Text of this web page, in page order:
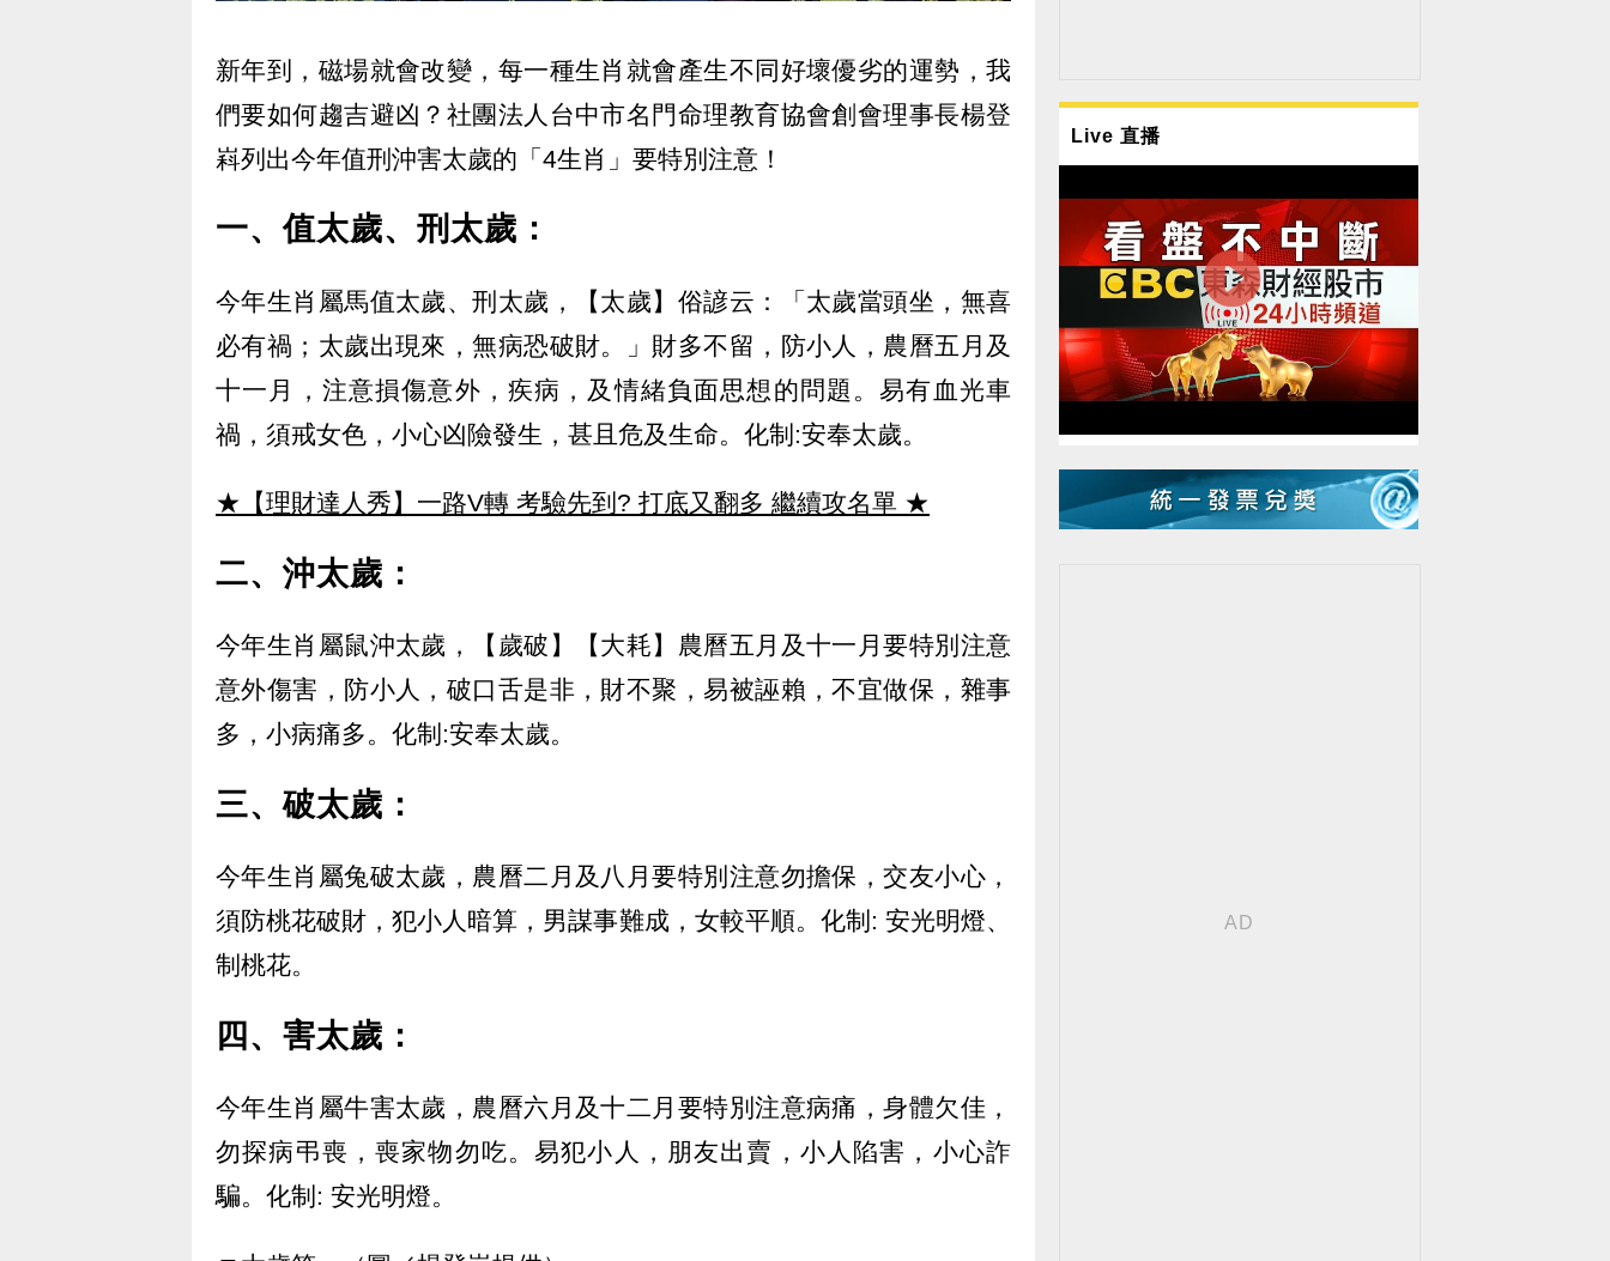
新年到，磁場就會改變，每一種生肖就會產生不同好壞優劣的運勢，我
們要如何趨吉避凶？社團法人台中市名門命理教育協會創會理事長楊登
嵙列出今年值刑沖害太歲的「4生肖」要特別注意！
一、值太歲、刑太歲：
今年生肖屬馬值太歲、刑太歲，【太歲】俗諺云：「太歲當頭坐，無喜
必有禍；太歲出現來，無病恐破財。」財多不留，防小人，農曆五月及
十一月，注意損傷意外，疾病，及情緒負面思想的問題。易有血光車
禍，須戒女色，小心凶險發生，甚且危及生命。化制:安奉太歲。
★【理財達人秀】一路V轉 考驗先到? 打底又翻多 繼續攻名單 ★
二、沖太歲：
今年生肖屬鼠沖太歲，【歲破】【大耗】農曆五月及十一月要特別注意
意外傷害，防小人，破口舌是非，財不聚，易被誣賴，不宜做保，雜事
多，小病痛多。化制:安奉太歲。
三、破太歲：
今年生肖屬兔破太歲，農曆二月及八月要特別注意勿擔保，交友小心，
須防桃花破財，犯小人暗算，男謀事難成，女較平順。化制: 安光明燈、
制桃花。
四、害太歲：
今年生肖屬牛害太歲，農曆六月及十二月要特別注意病痛，身體欠佳，
勿探病弔喪，喪家物勿吃。易犯小人，朋友出賣，小人陷害，小心詐
騙。化制: 安光明燈。
Live 直播